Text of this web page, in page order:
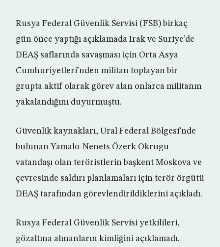
Rusya Federal Güvenlik Servisi (FSB) birkaç
gün önce yaptığı açıklamada Irak ve Suriye’de
DEAŞ saflarında savaşması için Orta Asya
Cumhuriyetleri’nden militan toplayan bir
grupta aktif olarak görev alan onlarca militanın
yakalandığını duyurmuştu.
Güvenlik kaynakları, Ural Federal Bölgesi’nde
bulunan Yamalo-Nenets Özerk Okrugu
vatandaşı olan teröristlerin başkent Moskova ve
çevresinde saldırı planlamaları için terör örgütü
DEAŞ tarafından görevlendirildiklerini açıkladı.
Rusya Federal Güvenlik Servisi yetkilileri,
gözaltına alınanların kimliğini açıklamadı.